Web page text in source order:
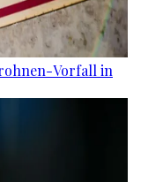
Vorfall in